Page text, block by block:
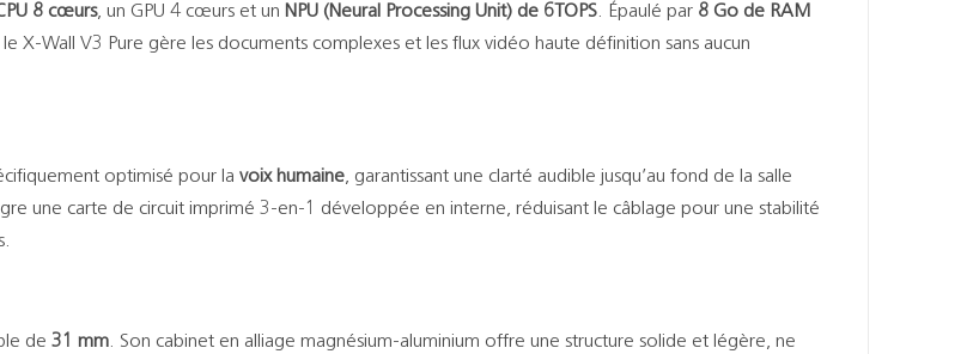
8 cœurs, un GPU 4 cœurs et un NPU (Neural Processing Unit) de 6TOPS. Épaulé par 8 Go de RAM
X-Wall V3 Pure gère les documents complexes et les flux vidéo haute définition sans aucun
optimisé pour la voix humaine, garantissant une clarté audible jusqu’au fond de la salle
une carte de circuit imprimé 3-en-1 développée en interne, réduisant le câblage pour une stabilité
de 31 mm. Son cabinet en alliage magnésium-aluminium offre une structure solide et légère, ne